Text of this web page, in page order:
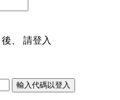
後、 請登入
輸入代碼以登入